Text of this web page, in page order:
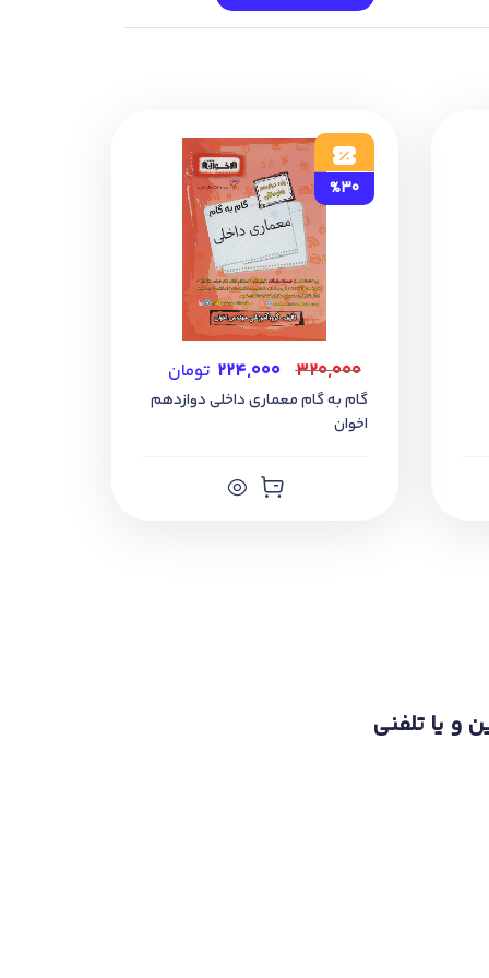
%30
۳۲۰,۰۰۰ ۲۲۴,۰۰۰ تومان
گام به گام معماری داخلی دوازدهم
اخوان
و یا تلفنی